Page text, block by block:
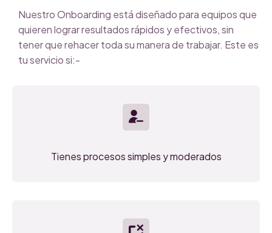
Nuestro Onboarding está diseñado para equipos que
quieren lograr resultados rápidos y efectivos, sin
tener que rehacer toda su manera de trabajar. Este es
tu servicio si:-
Tienes procesos simples y moderados